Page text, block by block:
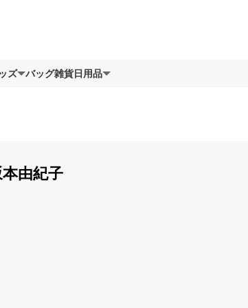
ズ バッグ雑貨日用品
由紀子